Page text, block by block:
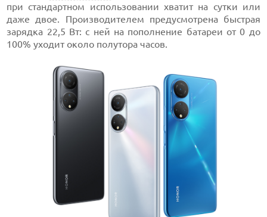
при стандартном использовании хватит на сутки или
даже двое. Производителем предусмотрена быстрая
зарядка 22,5 Вт: с ней на пополнение батареи от 0 до
100% уходит около полутора часов.